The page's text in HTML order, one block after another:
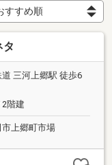
三河上郷駅 徒歩6
階建
上郷町市場